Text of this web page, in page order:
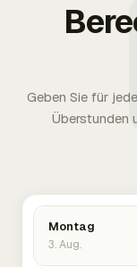
Geben Sie für
Überstunden
Montag
3. Aug.